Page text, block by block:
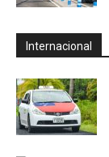
Internacional